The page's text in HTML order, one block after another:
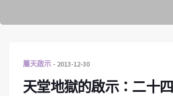
屬天啟示 2013-12-30
天堂地獄的啟示：二十